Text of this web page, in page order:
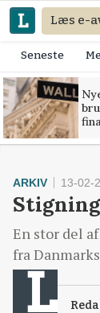
Læs e-
Seneste
ARKIV 13-02-
En stor del
fra